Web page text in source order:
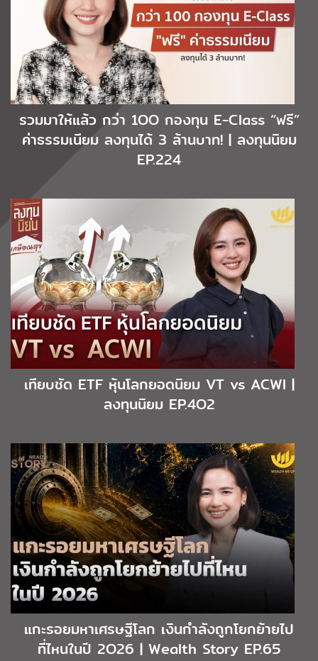
รวมมาให้แล้ว กว่า 1OO กองทุน E-Class “ฟรี”
ค่าธรรมเนียม ลงทุนได้ 3 ล้านบาท! | ลงทุนนิยม
EP.224
เทียบชัด ETF หุ้นโลกยอดนิยม VT vs ACWI |
ลงทุนนิยม EP.4O2
แกะรอยมหาเศรษฐีโลก เงินกำลังถูกโยกย้ายไป
ที่ไหนในปี 2O26 | Wealth Story EP.65